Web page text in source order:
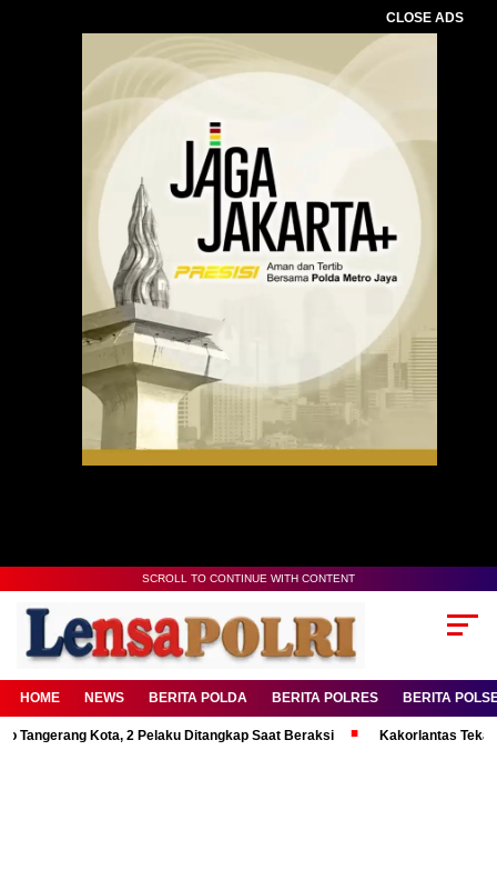
CLOSE ADS
SCROLL TO CONTINUE WITH CONTENT
HOME NEWS BERITA POLDA BERITA POLRES BERITA
Kota, 2 Pelaku Ditangkap Saat Beraksi Kakorlantas Tekankan